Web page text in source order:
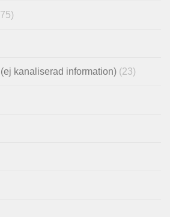
kanaliserad information) (23)